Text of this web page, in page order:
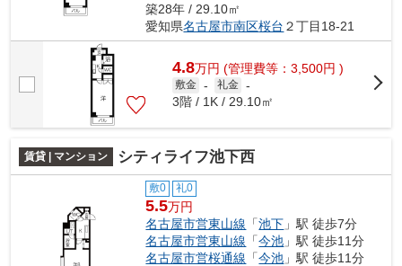
築28年 / 29.10㎡
愛知県名古屋市南区桜台 ２丁目18-21
4.8万円 (管理費等：3,500円 )
敷金 - 礼金 -
3階 / 1K / 29.10㎡
賃貸 | マンション シティライフ池下西
敷0 礼0
5.5万円
名古屋市営東山線 「池下 」駅 徒歩7分
名古屋市営東山線 「今池 」駅 徒歩11分
名古屋市営桜通線 「今池 」駅 徒歩11分